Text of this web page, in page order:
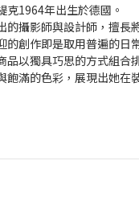
克1964年出生於德國。
的攝影師與設計師，擅長
的創作即是取用普遍的日
品以獨具巧思的方式組合
飽滿的色彩，展現出她在